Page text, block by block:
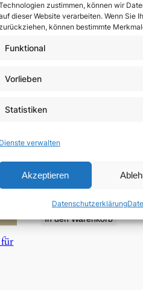
zustimmen, können wir
dieser Website verarbeiten. Wenn Sie
können bestimmte
Funktional
Vorlieben
Statistiken
Dienste verwalten
Akzeptieren
Datenschutzerklärung
Zeugen des Nordens
In den Warenkorb